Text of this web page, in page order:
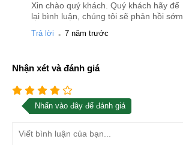
Xin chào quý khách. Quý khách hãy để
lại bình luận, chúng tôi sẽ phản hồi sớm
Trả lời . 7 năm trước
Nhận xét và đánh giá
Nhấn vào đây để đánh giá